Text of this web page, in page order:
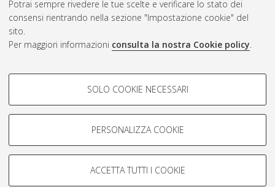
Potrai sempre rivedere le tue scelte e verificare lo stato dei
consensi rientrando nella sezione "Impostazione cookie" del
sito.
Per maggiori informazioni consulta la nostra Cookie policy.
COOKIE DI PROFILAZIONE -
Si tratta di cookie utilizzati per analizzare le caratteristiche della
navigazione degli utenti, creare profili in base al loro comportamento
Mostra cookie di profilazione
SOLO COOKIE NECESSARI
PERSONALIZZA COOKIE
ACCETTA TUTTI I COOKIE
ISSN: 2038-7946
Impostazioni Cookie
Informativa sulla privacy
Condizioni d’uso del sito